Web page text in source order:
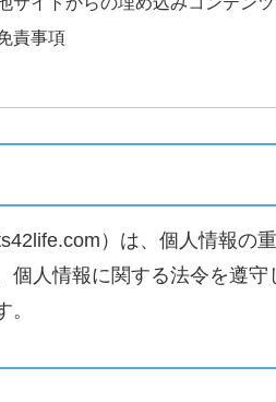
責事項
）は、個人情報の
個人情報に関する法令を遵